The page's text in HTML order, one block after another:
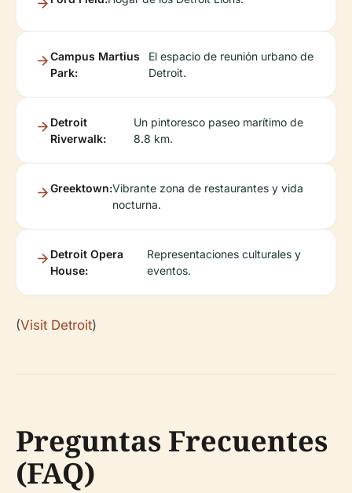
Campus Martius
Park:
El espacio de reunión urbano de
Detroit.
Detroit
Riverwalk:
Un pintoresco paseo marítimo de
8.8 km.
Greektown:Vibrante zona de restaurantes y vida
nocturna.
Detroit Opera
House:
Representaciones culturales y
eventos.
(Visit Detroit)
Preguntas Frecuentes
(FAQ)